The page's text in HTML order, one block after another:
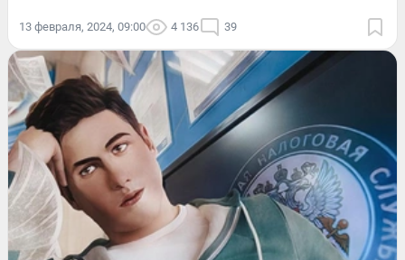
13 февраля, 2024, 09:00 4 136 39